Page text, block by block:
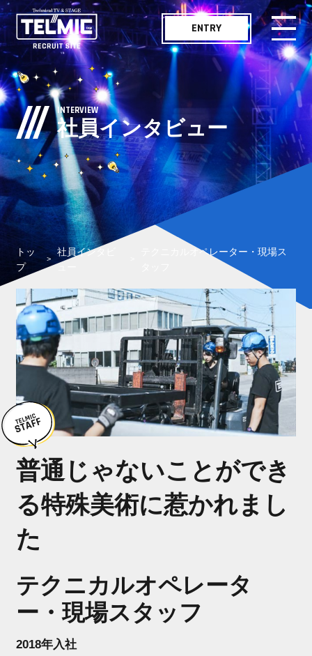
ENTRY
MESSAGE
メッセージ
WORKS
仕事紹介
JOB LIST
職種紹介
INTERVIEW
社員インタビュー
テルミックボイス
ENVIRONMENT
職場紹介
GUIDELINE
募集要項
FAQ
よくあるご質問
ENTRY
INTERVIEW
社員インタビュー
トッ
プ
社員インタビ
ュー
テクニカルオペレーター・現場ス
普通じゃないことができ
る特殊美術に惹かれまし
た
テクニカルオペレータ
ー・現場スタッフ
2018年入社